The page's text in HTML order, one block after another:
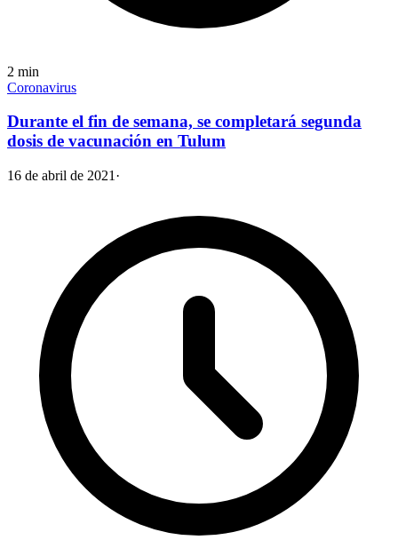
2 min
Coronavirus
Durante el fin de semana, se completará segunda
dosis de vacunación en Tulum
16 de abril de 2021 ·